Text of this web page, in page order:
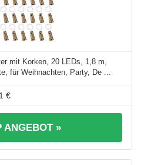
mit Korken, 20 LEDs, 1,8 m,
für Weihnachten, Party, De ...
€
ANGEBOT »